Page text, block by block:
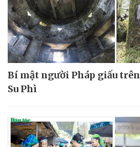
Bí mật người Pháp giấu
Su Phì